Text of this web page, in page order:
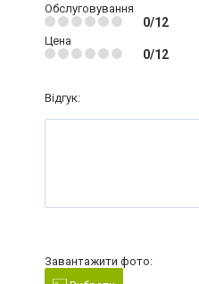
Обслуговування
0/12
Цена
0/12
Відгук:
Завантажити фото: